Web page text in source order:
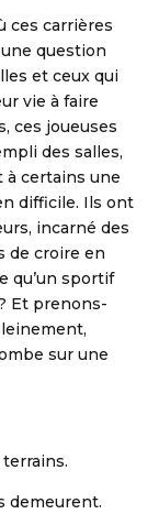
ces carrières
question
et ceux qui
vie à faire
ces joueuses
des salles,
certains une
difficile. Ils ont
incarné des
de croire en
qu’un sportif
Et prenons-
sur une
demeurent.